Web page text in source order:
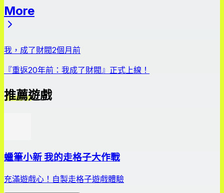
More
我，成了財閥2個月前
『重返20年前：我成了財閥』正式上線！
推薦遊戲
蠟筆小新 我的走格子大作戰
充滿遊戲心！自製走格子遊戲體驗